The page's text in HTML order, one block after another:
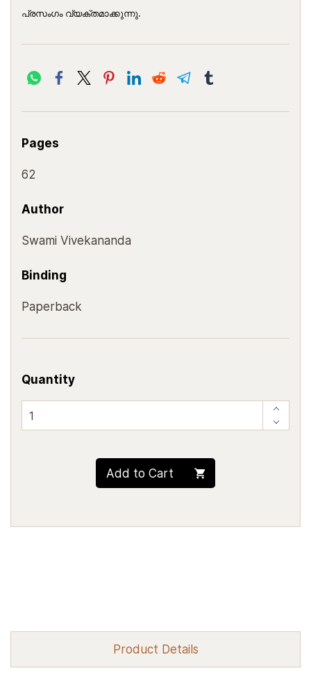
പ്രസംഗം വ്യക്തമാക്കുന്നു.
Pages
62
Author
Swami Vivekananda
Binding
Paperback
Quantity
Add to Cart
Product Details